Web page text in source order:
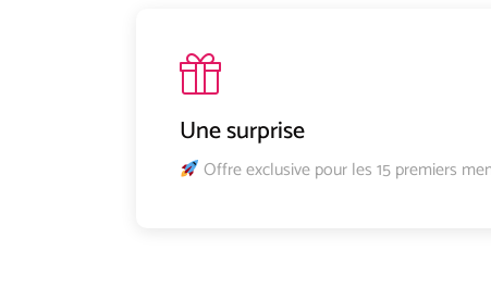
Une surprise
Offre exclusive pour les 15 premiers